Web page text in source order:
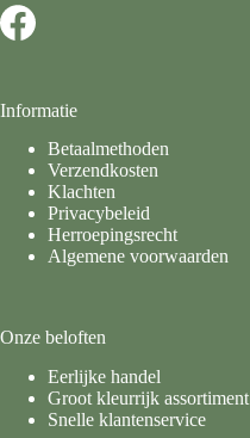
Informatie
Betaalmethoden
Verzendkosten
Klachten
Privacybeleid
Herroepingsrecht
Algemene voorwaarden
Onze beloften
Eerlijke handel
Groot kleurrijk assortiment
Snelle klantenservice